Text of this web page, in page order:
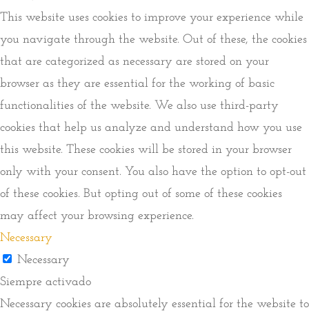
This website uses cookies to improve your experience while
you navigate through the website. Out of these, the cookies
that are categorized as necessary are stored on your
browser as they are essential for the working of basic
functionalities of the website. We also use third-party
cookies that help us analyze and understand how you use
this website. These cookies will be stored in your browser
only with your consent. You also have the option to opt-out
of these cookies. But opting out of some of these cookies
may affect your browsing experience.
Necessary
Necessary
Siempre activado
Necessary cookies are absolutely essential for the website to